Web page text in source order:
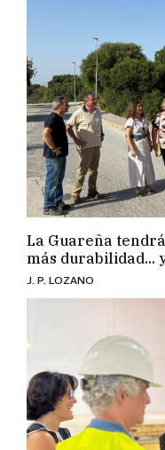
La Guareña
más durabilidad...
J. P. LOZANO